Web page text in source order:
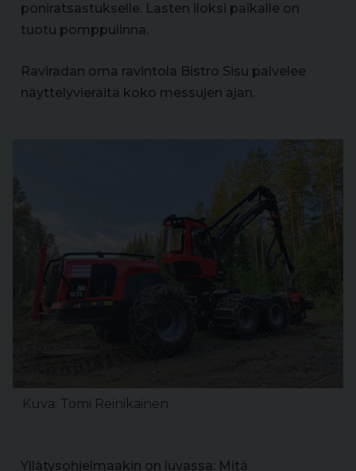
poniratsastukselle. Lasten iloksi paikalle on
tuotu pomppulinna.
Raviradan oma ravintola Bistro Sisu palvelee
näyttelyvieraita koko messujen ajan.
Kuva: Tomi Reinikainen
Yllätysohjelmaakin on luvassa: Mitä